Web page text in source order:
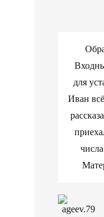
для
Иван